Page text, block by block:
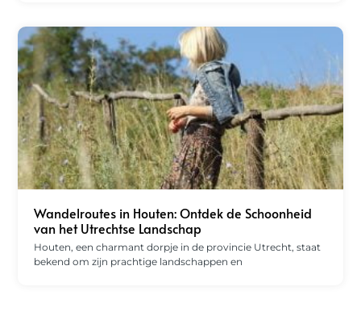
Wandelroutes in Houten: Ontdek de Schoonheid
van het Utrechtse Landschap
Houten, een charmant dorpje in de provincie Utrecht, staat
bekend om zijn prachtige landschappen en